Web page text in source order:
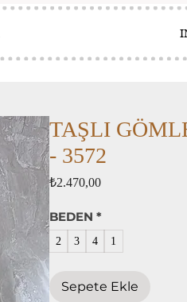
TAŞLI
- 3572
₺2.470,00Fiyat
BEDEN *
2 3 4 1
Sepete Ekle